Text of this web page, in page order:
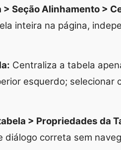
> Seção Alinhamento >
inteira na página,
Centraliza a tabela
esquerdo; selecionar
> Propriedades da
correta sem